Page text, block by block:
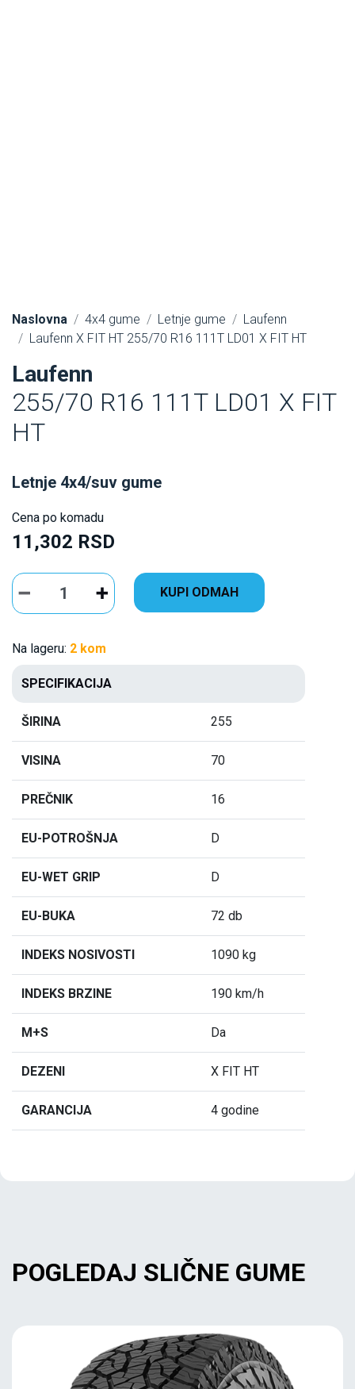
Naslovna 4x4 gume Letnje gume
Laufenn
Laufenn X FIT HT 255/70 R16 111T LD01 X FIT HT
Laufenn
255/70 R16 111T LD01 X FIT
HT
Letnje 4x4/suv gume
Cena po komadu
11,302 RSD
KUPI ODMAH
Na lageru: 2 kom
SPECIFIKACIJA
ŠIRINA 255
VISINA 70
PREČNIK 16
EU-POTROŠNJA D
EU-WET GRIP D
EU-BUKA 72 db
INDEKS NOSIVOSTI 1090 kg
INDEKS BRZINE 190 km/h
M+S Da
DEZENI X FIT HT
GARANCIJA 4 godine
POGLEDAJ SLIČNE GUME